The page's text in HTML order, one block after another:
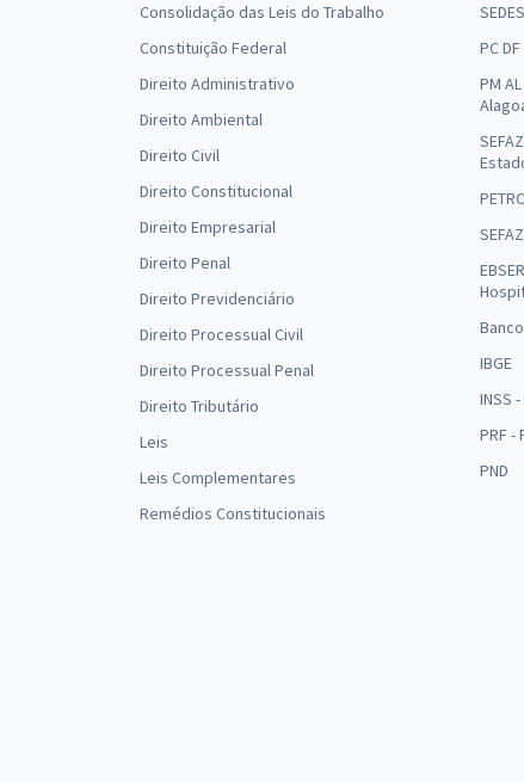
Consolidação das Leis do Trabalho
Constituição Federal
Direito Administrativo
Direito Ambiental
Direito Civil
Direito Constitucional
Direito Empresarial
Direito Penal
Direito Previdenciário
Direito Processual Civil
Direito Processual Penal
Direito Tributário
Leis
Leis Complementares
Remédios Constitucionais
SEDES
PC DF
PM
IBGE
INSS
PRF
PND